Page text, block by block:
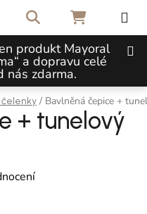
produkt Mayoral
a dopravu celé
nás zdarma.
Hledat NÁKUPNÍ
/ Bavlněná čepice +
+ tunelový
z 5 hvězdiček.